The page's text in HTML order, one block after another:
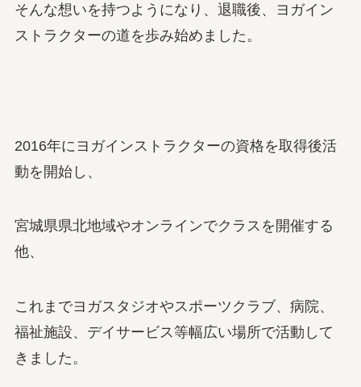
そんな想いを持つようになり、退職後、ヨガイン
ストラクターの道を歩み始めました。
2016年にヨガインストラクターの資格を取得後活
動を開始し、
宮城県県北地域やオンラインでクラスを開催する
他、
これまでヨガスタジオやスポーツクラブ、病院、
福祉施設、デイサービス等幅広い場所で活動して
きました。